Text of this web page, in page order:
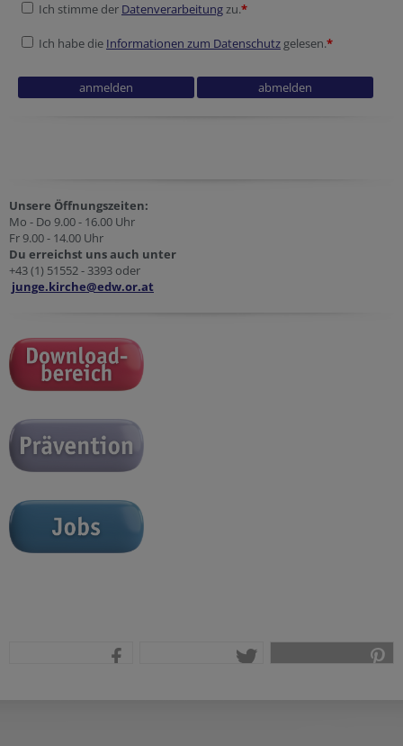
Ich stimme der Datenverarbeitungzu.*
Ich habe die Informationen zum Datenschutz gelesen.*
Unsere Öffnungszeiten:
Mo - Do 9.00 - 16.00 Uhr
Fr 9.00 - 14.00 Uhr
Du erreichst uns auch unter
+43 (1) 51552 - 3393 oder
junge.kirche@edw.or.at